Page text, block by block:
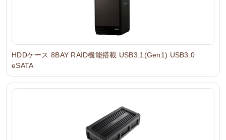
HDDケース 8BAY RAID機能搭載 USB3.1(Gen1) USB3.0
eSATA